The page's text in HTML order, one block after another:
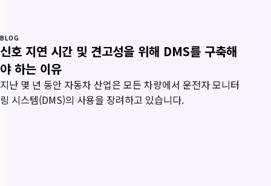
BLOG
신호 지연 시간 및 견고성을 위해 DMS를 구축해
야 하는 이유
지난 몇 년 동안 자동차 산업은 모든 차량에서 운전자 모니터
링 시스템(DMS)의 사용을 장려하고 있습니다.